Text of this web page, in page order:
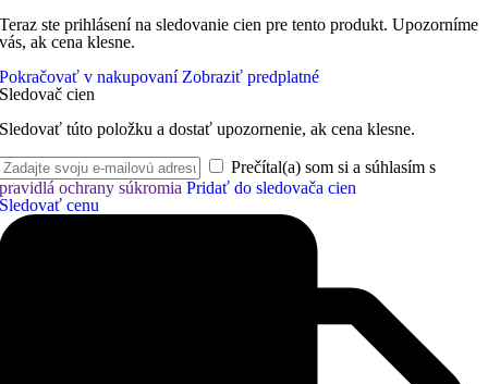
Teraz ste prihlásení na sledovanie cien pre tento produkt. Upozorníme
vás, ak cena klesne.
Pokračovať v nakupovaní Zobraziť predplatné
Sledovač cien
Sledovať túto položku a dostať upozornenie, ak cena klesne.
Prečítal(a) som si a súhlasím s
pravidlá ochrany súkromia Pridať do sledovača cien
Sledovať cenu